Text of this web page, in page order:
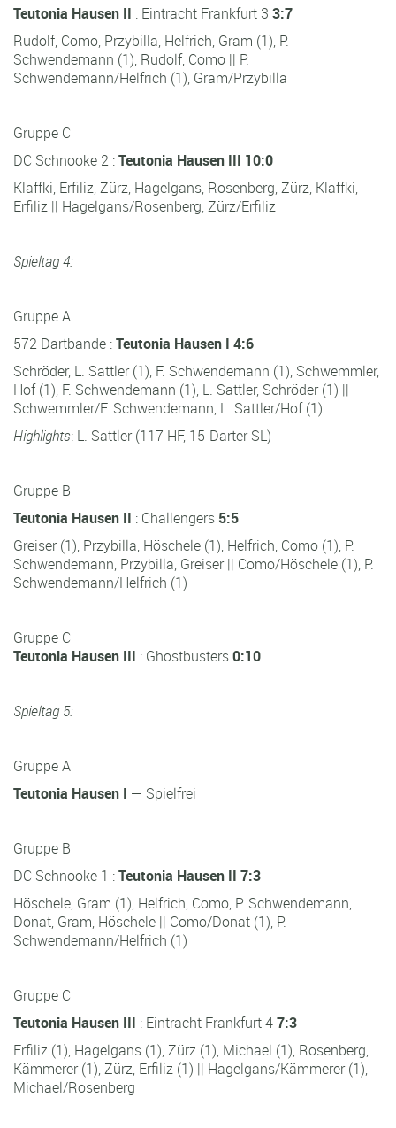
Teutonia Hausen II : Eintracht Frankfurt 3 3:7
Rudolf, Como, Przybilla, Helfrich, Gram (1), P.
Schwendemann (1), Rudolf, Como || P.
Schwendemann/Helfrich (1), Gram/Przybilla
Gruppe C
DC Schnooke 2 :Teutonia Hausen III 10:0
Klaffki, Erfiliz, Zürz, Hagelgans, Rosenberg, Zürz, Klaffki,
Erfiliz || Hagelgans/Rosenberg, Zürz/Erfiliz
Spieltag 4:
Gruppe A
572 Dartbande :Teutonia Hausen I 4:6
Schröder, L. Sattler (1), F. Schwendemann (1), Schwemmler,
Hof (1), F. Schwendemann (1), L. Sattler, Schröder (1) ||
Schwemmler/F. Schwendemann, L. Sattler/Hof (1)
Highlights: L. Sattler (117 HF, 15-Darter SL)
Gruppe B
Teutonia Hausen II : Challengers 5:5
Greiser (1), Przybilla, Höschele (1), Helfrich, Como (1), P.
Schwendemann, Przybilla, Greiser || Como/Höschele (1), P.
Schwendemann/Helfrich (1)
Gruppe C
Teutonia Hausen III : Ghostbusters0:10
Spieltag 5:
Gruppe A
Teutonia Hausen I — Spielfrei
Gruppe B
DC Schnooke 1 :Teutonia Hausen II 7:3
Höschele, Gram (1), Helfrich, Como, P. Schwendemann,
Donat, Gram, Höschele || Como/Donat (1), P.
Schwendemann/Helfrich (1)
Gruppe C
Teutonia Hausen III : Eintracht Frankfurt 47:3
Erfiliz (1), Hagelgans (1), Zürz (1), Michael (1), Rosenberg,
Kämmerer (1), Zürz, Erfiliz (1) || Hagelgans/Kämmerer (1),
Michael/Rosenberg